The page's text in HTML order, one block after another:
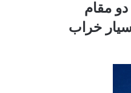
مقام
خراب